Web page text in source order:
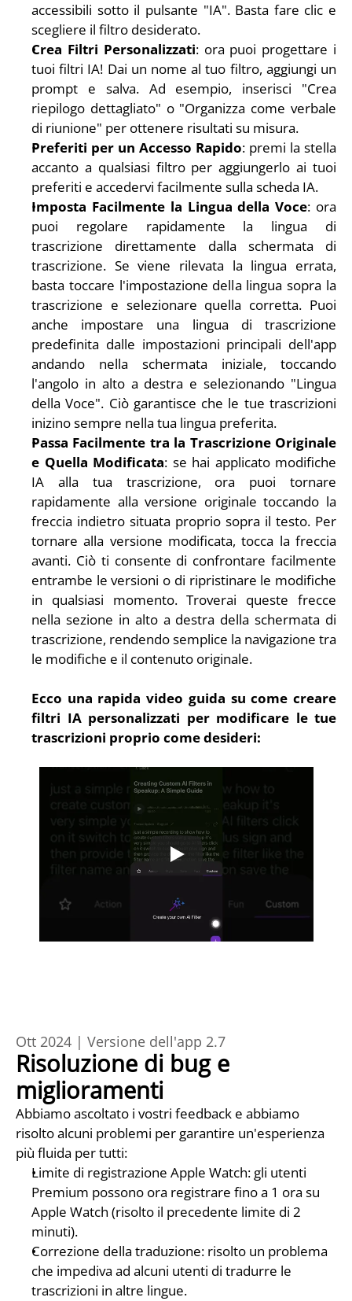
accessibili sotto il pulsante "IA". Basta fare clic e
scegliere il filtro desiderato.
Crea Filtri Personalizzati: ora puoi progettare i
tuoi filtri IA! Dai un nome al tuo filtro, aggiungi un
prompt e salva. Ad esempio, inserisci "Crea
riepilogo dettagliato" o "Organizza come verbale
di riunione" per ottenere risultati su misura.
Preferiti per un Accesso Rapido: premi la stella
accanto a qualsiasi filtro per aggiungerlo ai tuoi
preferiti e accedervi facilmente sulla scheda IA.
Imposta Facilmente la Lingua della Voce: ora
puoi regolare rapidamente la lingua di
trascrizione direttamente dalla schermata di
trascrizione. Se viene rilevata la lingua errata,
basta toccare l'impostazione della lingua sopra la
trascrizione e selezionare quella corretta. Puoi
anche impostare una lingua di trascrizione
predefinita dalle impostazioni principali dell'app
andando nella schermata iniziale, toccando
l'angolo in alto a destra e selezionando "Lingua
della Voce". Ciò garantisce che le tue trascrizioni
inizino sempre nella tua lingua preferita.
Passa Facilmente tra la Trascrizione Originale
e Quella Modificata: se hai applicato modifiche
IA alla tua trascrizione, ora puoi tornare
rapidamente alla versione originale toccando la
freccia indietro situata proprio sopra il testo. Per
tornare alla versione modificata, tocca la freccia
avanti. Ciò ti consente di confrontare facilmente
entrambe le versioni o di ripristinare le modifiche
in qualsiasi momento. Troverai queste frecce
nella sezione in alto a destra della schermata di
trascrizione, rendendo semplice la navigazione tra
le modifiche e il contenuto originale.
Ecco una rapida video guida su come creare
filtri IA personalizzati per modificare le tue
trascrizioni proprio come desideri:
Ott 2024 | Versione dell'app 2.7
Risoluzione di bug e
miglioramenti
Abbiamo ascoltato i vostri feedback e abbiamo
risolto alcuni problemi per garantire un'esperienza
più fluida per tutti:
Limite di registrazione Apple Watch: gli utenti
Premium possono ora registrare fino a 1 ora su
Apple Watch (risolto il precedente limite di 2
minuti).
Correzione della traduzione: risolto un problema
che impediva ad alcuni utenti di tradurre le
trascrizioni in altre lingue.